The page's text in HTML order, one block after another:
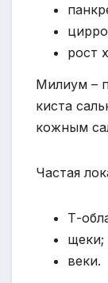
рост
Милиум –
киста
кожным
Частая
Т-
щеки;
веки.